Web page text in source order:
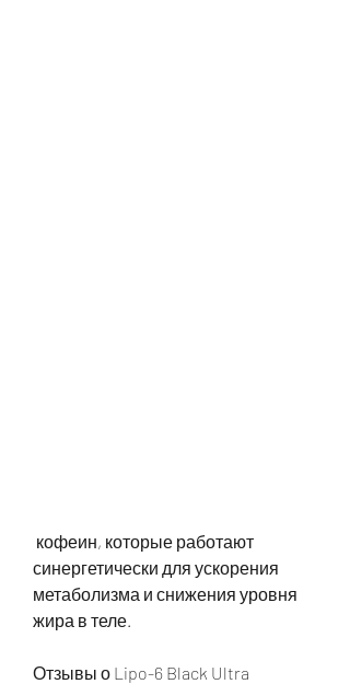
синергетически для ускорения
метаболизма и снижения уровня
жира в теле.
Отзывы о Lipo-6 Black Ultra